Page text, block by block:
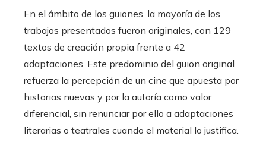
En el ámbito de los guiones, la mayoría de los
trabajos presentados fueron originales, con 129
textos de creación propia frente a 42
adaptaciones. Este predominio del guion original
refuerza la percepción de un cine que apuesta por
historias nuevas y por la autoría como valor
diferencial, sin renunciar por ello a adaptaciones
literarias o teatrales cuando el material lo justifica.